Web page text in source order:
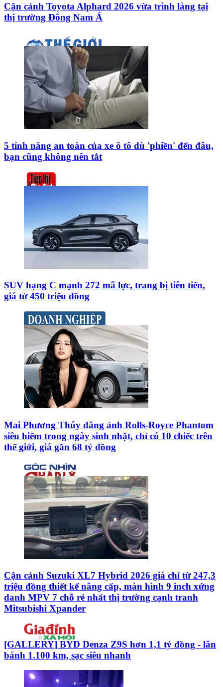
Cận cảnh Toyota Alphard 2026 vừa trình làng tại
thị trường Đông Nam Á
5 tính năng an toàn của xe ô tô dù 'phiền' đến đâu,
bạn cũng không nên tắt
SUV hạng C mạnh 272 mã lực, trang bị tiên tiến,
giá từ 450 triệu đồng
Mai Phương Thúy đăng ảnh Rolls-Royce Phantom
siêu hiếm trong ngày sinh nhật, chỉ có 10 chiếc trên
thế giới, giá gần 68 tỷ đồng
Cận cảnh Suzuki XL7 Hybrid 2026 giá chỉ từ 247,3
triệu đồng thiết kế nâng cấp, màn hình 9 inch xứng
danh MPV 7 chỗ rẻ nhất thị trường cạnh tranh
Mitsubishi Xpander
[GALLERY] BYD Denza Z9S hơn 1,1 tỷ đồng - lăn
bánh 1.100 km, sạc siêu nhanh